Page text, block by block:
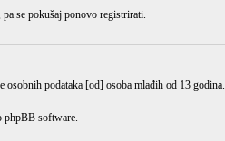
se pokušaj ponovo registrirati.
podataka [od] osoba mlađih od 13 godina.
phpBB software.